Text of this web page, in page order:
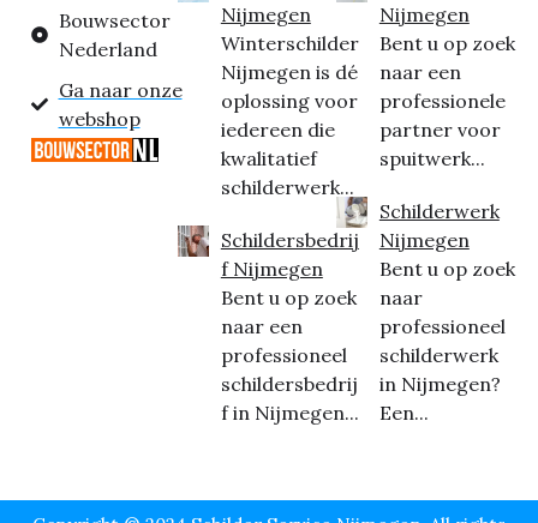
Bouwsector
Nederland
Ga naar onze
webshop
Nijmegen
Winterschilder
Nijmegen is dé
oplossing voor
iedereen die
kwalitatief
schilderwerk...
Schildersbedrij
f Nijmegen
Bent u op zoek
naar een
professioneel
schildersbedrij
f in Nijmegen...
Nijmegen
Bent u op zoek
naar een
professionele
partner voor
spuitwerk...
Schilderwerk
Nijmegen
Bent u op zoek
naar
professioneel
schilderwerk
in Nijmegen?
Een...